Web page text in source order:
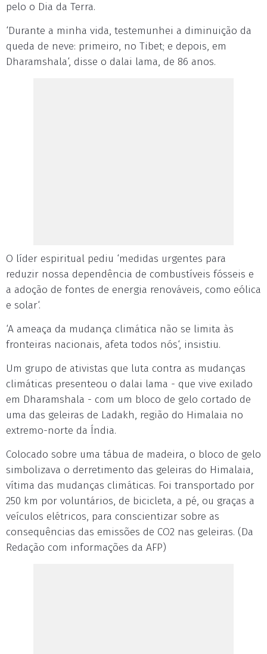
pelo o Dia da Terra.
‘Durante a minha vida, testemunhei a diminuição da
queda de neve: primeiro, no Tibet; e depois, em
Dharamshala‘, disse o dalai lama, de 86 anos.
O líder espiritual pediu ‘medidas urgentes para
reduzir nossa dependência de combustíveis fósseis e
a adoção de fontes de energia renováveis, como eólica
e solar‘.
‘A ameaça da mudança climática não se limita às
fronteiras nacionais, afeta todos nós‘, insistiu.
Um grupo de ativistas que luta contra as mudanças
climáticas presenteou o dalai lama - que vive exilado
em Dharamshala - com um bloco de gelo cortado de
uma das geleiras de Ladakh, região do Himalaia no
extremo-norte da Índia.
Colocado sobre uma tábua de madeira, o bloco de gelo
simbolizava o derretimento das geleiras do Himalaia,
vítima das mudanças climáticas. Foi transportado por
250 km por voluntários, de bicicleta, a pé, ou graças a
veículos elétricos, para conscientizar sobre as
consequências das emissões de CO2 nas geleiras. (Da
Redação com informações da AFP)